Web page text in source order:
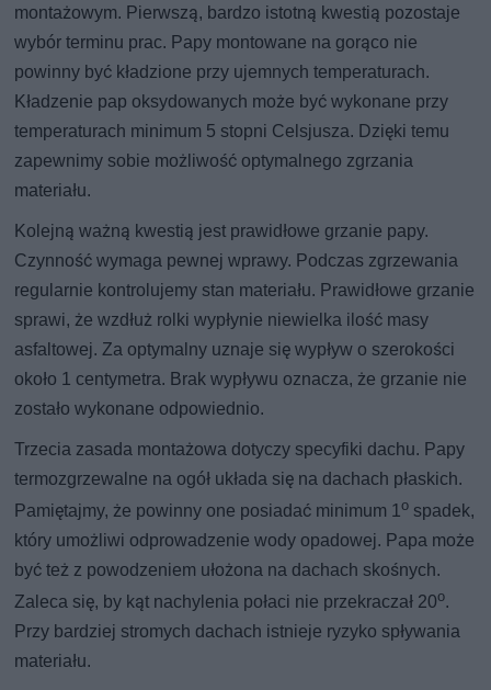
montażowym. Pierwszą, bardzo istotną kwestią pozostaje
wybór terminu prac. Papy montowane na gorąco nie
powinny być kładzione przy ujemnych temperaturach.
Kładzenie pap oksydowanych może być wykonane przy
temperaturach minimum 5 stopni Celsjusza. Dzięki temu
zapewnimy sobie możliwość optymalnego zgrzania
materiału.
Kolejną ważną kwestią jest prawidłowe grzanie papy.
Czynność wymaga pewnej wprawy. Podczas zgrzewania
regularnie kontrolujemy stan materiału. Prawidłowe grzanie
sprawi, że wzdłuż rolki wypłynie niewielka ilość masy
asfaltowej. Za optymalny uznaje się wypływ o szerokości
około 1 centymetra. Brak wypływu oznacza, że grzanie nie
zostało wykonane odpowiednio.
Trzecia zasada montażowa dotyczy specyfiki dachu. Papy
termozgrzewalne na ogół układa się na dachach płaskich.
Pamiętajmy, że powinny one posiadać minimum 1o spadek,
który umożliwi odprowadzenie wody opadowej. Papa może
być też z powodzeniem ułożona na dachach skośnych.
Zaleca się, by kąt nachylenia połaci nie przekraczał 20o.
Przy bardziej stromych dachach istnieje ryzyko spływania
materiału.